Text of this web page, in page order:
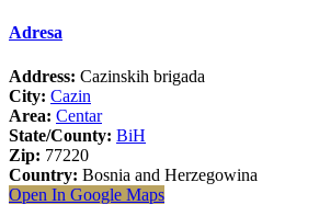
Adresa
Address: Cazinskih brigada
City: Cazin
Area: Centar
State/County: BiH
Zip: 77220
Country: Bosnia and Herzegowina
Open In Google Maps